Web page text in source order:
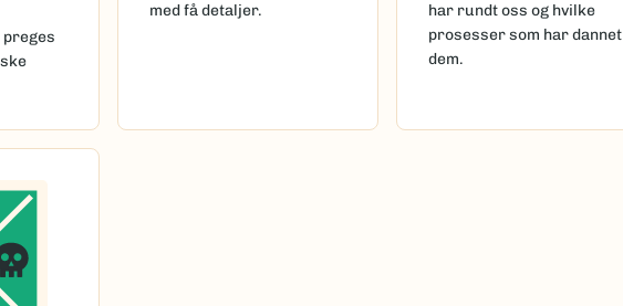
med få detaljer.
har rundt oss og hvilke
prosesser som har dannet
dem.